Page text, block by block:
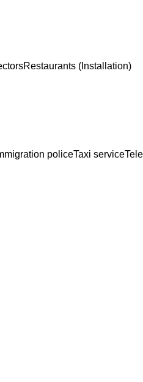
Restaurants (Installation)
policeTaxi service